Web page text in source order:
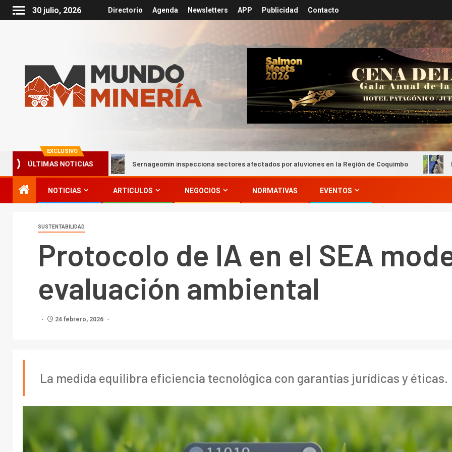
30 julio, 2026 Directorio Agenda Newsletters APP Publicidad Contacto
EXCLUSIVO
ÚLTIMAS NOTICIAS
frontal Sernageomin inspecciona sectores afectados por aluviones en la Región de Coquimbo Prospección
NOTICIAS ARTICULOS NEGOCIOS NORMATIVAS EVENTOS
SUSTENTABILIDAD
Protocolo de IA en el SEA
evaluación ambiental
24 febrero, 2026
La medida equilibra eficiencia tecnológica con garantías jurídicas y éticas.